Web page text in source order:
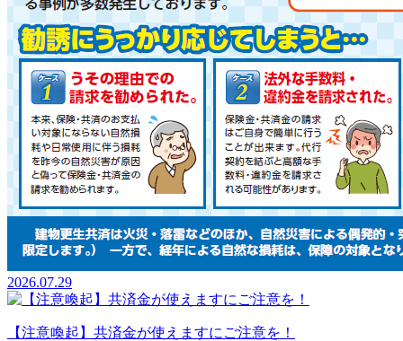
2026.07.29
【注意喚起】共済金が使えますにご注意を！